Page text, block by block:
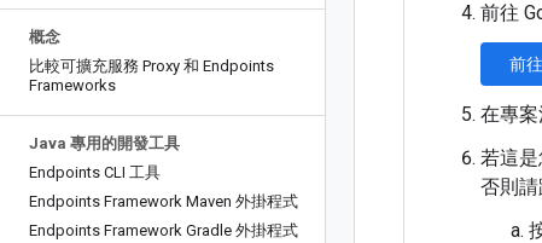
概念
比較可擴充服務 Proxy 和 Endpoints
Frameworks
Java 專用的開發工具
Endpoints CLI 工具
Endpoints Framework Maven 外掛程式
Endpoints Framework Gradle 外掛程式
前往
前
在專案
若這
否則請